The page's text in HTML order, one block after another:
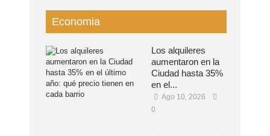
Economia
Los alquileres
aumentaron en la
Ciudad hasta 35%
en el...
Ago 10, 2026
0